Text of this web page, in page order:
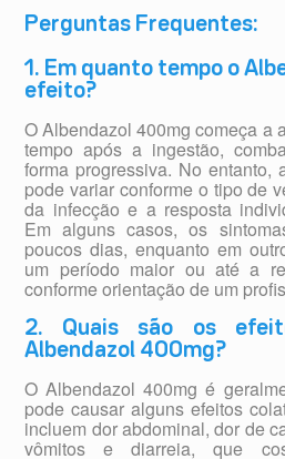
Perguntas Frequentes:
1. Em quanto tempo o
efeito?
O Albendazol 400mg começa a
tempo após a ingestão,
forma progressiva. No entanto,
pode variar conforme o tipo de
da infecção e a resposta
Em alguns casos, os
poucos dias, enquanto em
um período maior ou até a
conforme orientação de um
2. Quais são os
Albendazol 400mg?
O Albendazol 400mg é
pode causar alguns efeitos
incluem dor abdominal, dor de
vômitos e diarreia, que